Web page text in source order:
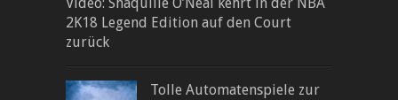
2K18 Legend Edition auf den Court
zurück
Tolle Automatenspiele zur